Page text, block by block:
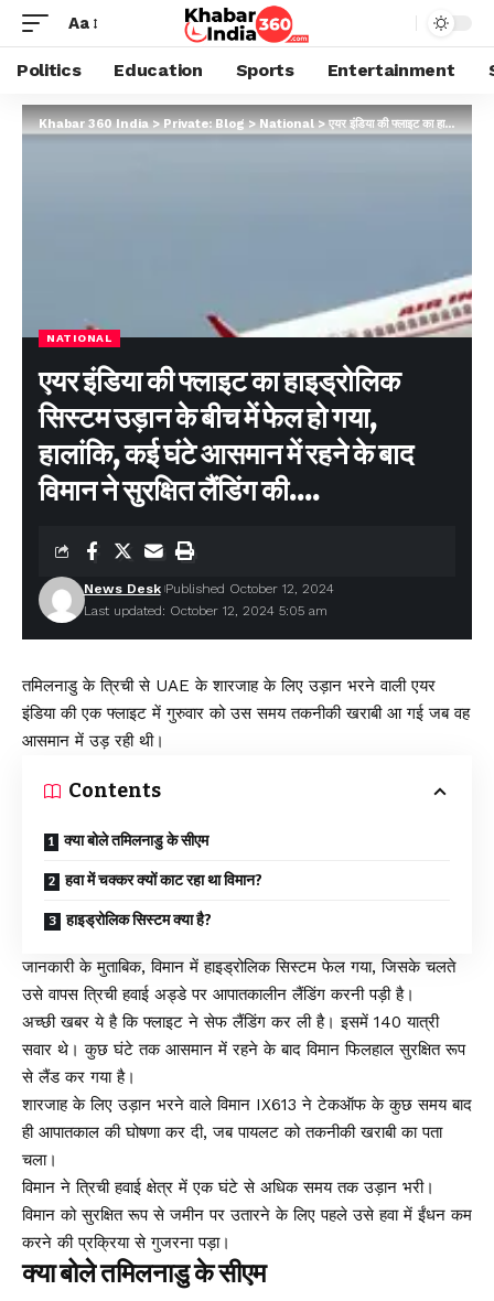
Aa
Politics Education Sports Entertainment
Khabar 360 India>Private: Blog>National>एयर इंडिया की फ्लाइट का हाइड्रोलिक सिस्टम उड़ान के बीच में फेल हो गया, हालांकि, कई घंटे आसमान में रहने के बाद विमान ने सुरक्षित लैंडिंग की….
NATIONAL
एयर इंडिया की फ्लाइट का हाइड्रोलिक
सिस्टम उड़ान के बीच में फेल हो गया,
हालांकि, कई घंटे आसमान में रहने के बाद
विमान ने सुरक्षित लैंडिंग की….
Last updated: October 12, 2024 5:05 am
News Desk Published October 12, 2024
तमिलनाडु के त्रिची से UAE के शारजाह के लिए उड़ान भरने वाली एयर
इंडिया की एक फ्लाइट में गुरुवार को उस समय तकनीकी खराबी आ गई जब वह
आसमान में उड़ रही थी।
Contents
क्या बोले तमिलनाडु के सीएम
हवा में चक्कर क्यों काट रहा था विमान?
हाइड्रोलिक सिस्टम क्या है?
जानकारी के मुताबिक, विमान में हाइड्रोलिक सिस्टम फेल गया, जिसके चलते
उसे वापस त्रिची हवाई अड्डे पर आपातकालीन लैंडिंग करनी पड़ी है।
अच्छी खबर ये है कि फ्लाइट ने सेफ लैंडिंग कर ली है। इसमें 140 यात्री
सवार थे। कुछ घंटे तक आसमान में रहने के बाद विमान फिलहाल सुरक्षित रूप
से लैंड कर गया है।
शारजाह के लिए उड़ान भरने वाले विमान IX613 ने टेकऑफ के कुछ समय बाद
ही आपातकाल की घोषणा कर दी, जब पायलट को तकनीकी खराबी का पता
चला।
विमान ने त्रिची हवाई क्षेत्र में एक घंटे से अधिक समय तक उड़ान भरी।
विमान को सुरक्षित रूप से जमीन पर उतारने के लिए पहले उसे हवा में ईंधन कम
करने की प्रक्रिया से गुजरना पड़ा।
क्या बोले तमिलनाडु के सीएम